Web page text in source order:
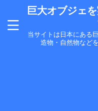
巨大オブジェ
当サイトは日本にある
造物・自然物など